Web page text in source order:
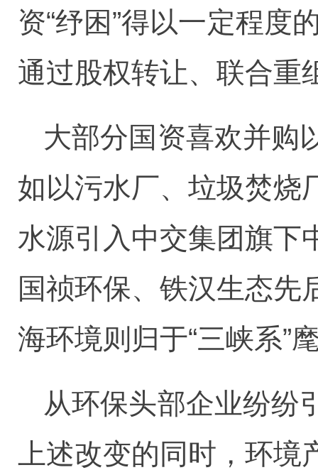
资“纾困”得以一定程度
通过股权转让、联合重
大部分国资喜欢并购
如以污水厂、垃圾焚烧
水源引入中交集团旗下
国祯环保、铁汉生态先
海环境则归于“三峡系”
从环保头部企业纷纷
上述改变的同时，环